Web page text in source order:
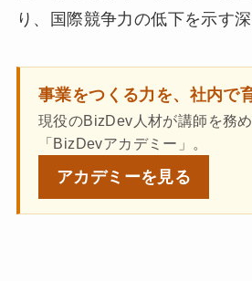
り、国際競争力の低下を示す
事業をつくる力を、社内で
現役のBizDev人材が講師を務
「BizDevアカデミー」。
アカデミーを 見る